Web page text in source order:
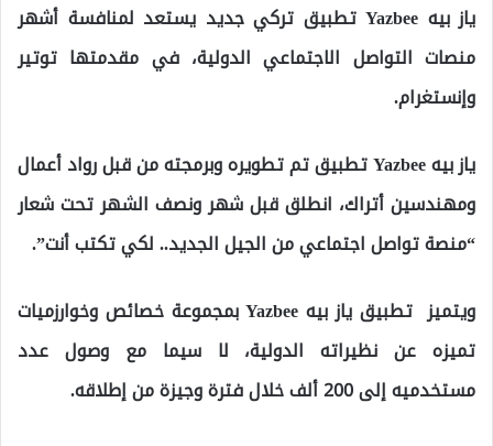
ياز بيه Yazbee تطبيق تركي جديد يستعد لمنافسة أشهر
منصات التواصل الاجتماعي الدولية، في مقدمتها توتير
وإنستغرام.
ياز بيه Yazbee تطبيق تم تطويره وبرمجته من قبل رواد أعمال
ومهندسين أتراك، انطلق قبل شهر ونصف الشهر تحت شعار
“منصة تواصل اجتماعي من الجيل الجديد.. لكي تكتب أنت”.
ويتميز تطبيق ياز بيه Yazbee بمجموعة خصائص وخوارزميات
تميزه عن نظيراته الدولية، لا سيما مع وصول عدد
مستخدميه إلى 200 ألف خلال فترة وجيزة من إطلاقه.